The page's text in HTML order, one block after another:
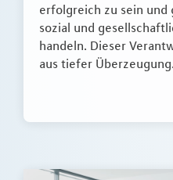
erfolgreich zu sein und
sozial und
handeln. Dieser
aus tiefer Überzeugung.